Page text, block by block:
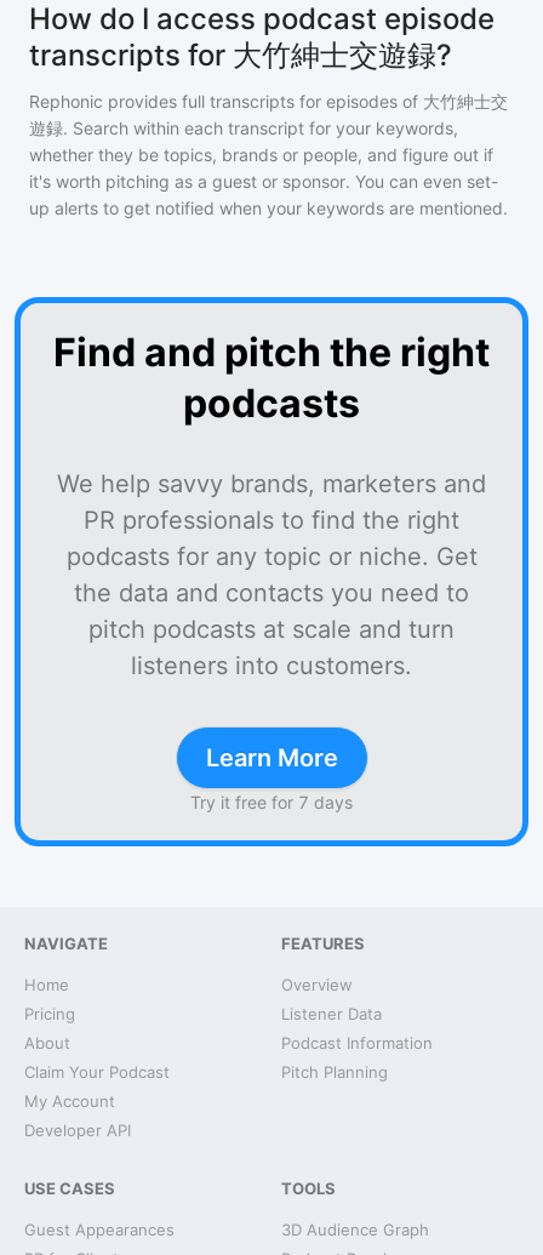
How do I access podcast episode
transcripts for 大竹紳士交遊録?
Rephonic provides full transcripts for episodes of 大竹紳士交
遊録. Search within each transcript for your keywords,
whether they be topics, brands or people, and figure out if
it's worth pitching as a guest or sponsor. You can even set-
up alerts to get notified when your keywords are mentioned.
Find and pitch the right
podcasts
We help savvy brands, marketers and
PR professionals to find the right
podcasts for any topic or niche. Get
the data and contacts you need to
pitch podcasts at scale and turn
listeners into customers.
Learn More
Try it free for 7 days
NAVIGATE
Home
Pricing
About
Claim Your Podcast
My Account
Developer API
FEATURES
Overview
Listener Data
Podcast Information
Pitch Planning
USE CASES
Guest Appearances
TOOLS
3D Audience Graph